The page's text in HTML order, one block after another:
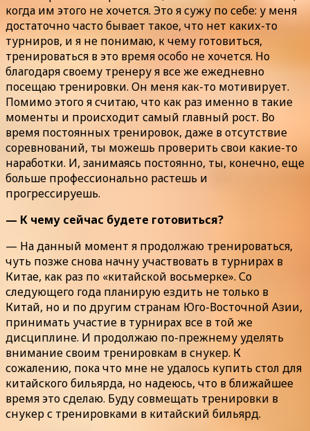
когда им этого не хочется. Это я сужу по себе: у меня
достаточно часто бывает такое, что нет каких-то
турниров, и я не понимаю, к чему готовиться,
тренироваться в это время особо не хочется. Но
благодаря своему тренеру я все же ежедневно
посещаю тренировки. Он меня как-то мотивирует.
Помимо этого я считаю, что как раз именно в такие
моменты и происходит самый главный рост. Во
время постоянных тренировок, даже в отсутствие
соревнований, ты можешь проверить свои какие-то
наработки. И, занимаясь постоянно, ты, конечно, еще
больше профессионально растешь и
прогрессируешь.
— К чему сейчас будете готовиться?
— На данный момент я продолжаю тренироваться,
чуть позже снова начну участвовать в турнирах в
Китае, как раз по «китайской восьмерке». Со
следующего года планирую ездить не только в
Китай, но и по другим странам Юго-Восточной Азии,
принимать участие в турнирах все в той же
дисциплине. И продолжаю по-прежнему уделять
внимание своим тренировкам в снукер. К
сожалению, пока что мне не удалось купить стол для
китайского бильярда, но надеюсь, что в ближайшее
время это сделаю. Буду совмещать тренировки в
снукер с тренировками в китайский бильярд.